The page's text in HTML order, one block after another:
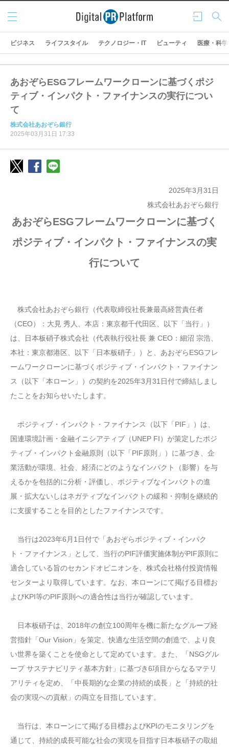
ログ
イン
検索
メニ
ュー
ビジネス ライフスタイル テクノロジー・IT ビューティ 医療・科学
あおぞらESGフレームワークローンに基づくポジ
ティブ・インパクト・ファイナンスの実行につい
て
株式会社あおぞら銀行
2025年03月31日 17:33
2025年3月31日
株式会社あおぞら銀行
あおぞらESGフレームワークローンに基づく
ポジティブ・インパクト・ファイナンスの実
行について
株式会社あおぞら銀行（代表取締役社長兼最高経営責任者
（CEO）：大見 秀人、本店：東京都千代田区、以下「当行」）
は、日本板硝子株式会社（代表執行役社長 兼 CEO：細沼 宗浩、
本社：東京都港区、以下「日本板硝子」）と、あおぞらESGフレ
ームワークローンに基づくポジティブ・インパクト・ファイナン
ス（以下「本ローン」）の契約を2025年3月31日付で締結しまし
たことをお知らせいたします。
ポジティブ・インパクト・ファイナンス（以下「PIF」）は、
国連環境計画・金融イニシアティブ（UNEP FI）が策定したポジ
ティブ・インパクト金融原則（以下「PIF原則」）に基づき、企
業活動が環境、社会、経済にどのようなインパクト（影響）を与
えるかを包括的に分析・評価し、ポジティブなインパクトの進
展・拡大ないしはネガティブなインパクトの緩和・抑制を継続的
に支援することを目的としたファイナンスです。
当行は2023年6月1日付で「あおぞらポジティブ・インパク
ト・ファイナンス」として、当行のPIF評価実施体制がPIF原則に
適合している旨のセカンドオピニオンを、株式会社格付投資情報
センターより取得しています。なお、本ローンにて掲げる目標お
よびKPI等のPIF原則への適合性は当行が確認しています。
日本板硝子は、2018年の創立100周年を機に新たなグループ経
営指針「Our Vision」を策定、快適な生活空間の創造で、より良
い世界を築くことを使命として定めています。また、「NSGグル
ープ サステナビリティ基本方針」に基づき6項目からなるマテリ
アリティを定め、「中長期的な企業の持続的成長」と「持続的社
会の実現への貢献」の両立を目指しています。
当行は、本ローンにて掲げる目標およびKPIのモニタリングを
通じて、持続的成長可能な社会の実現を目指す日本板硝子の取組